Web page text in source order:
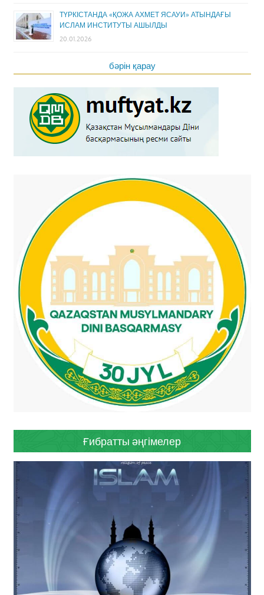
ТҮРКІСТАНДА «ҚОЖА АХМЕТ ЯСАУИ» АТЫНДАҒЫ
ИСЛАМ ИНСТИТУТЫ АШЫЛДЫ
20.01.2026
бәрін қарау
Ғибратты әңгімелер